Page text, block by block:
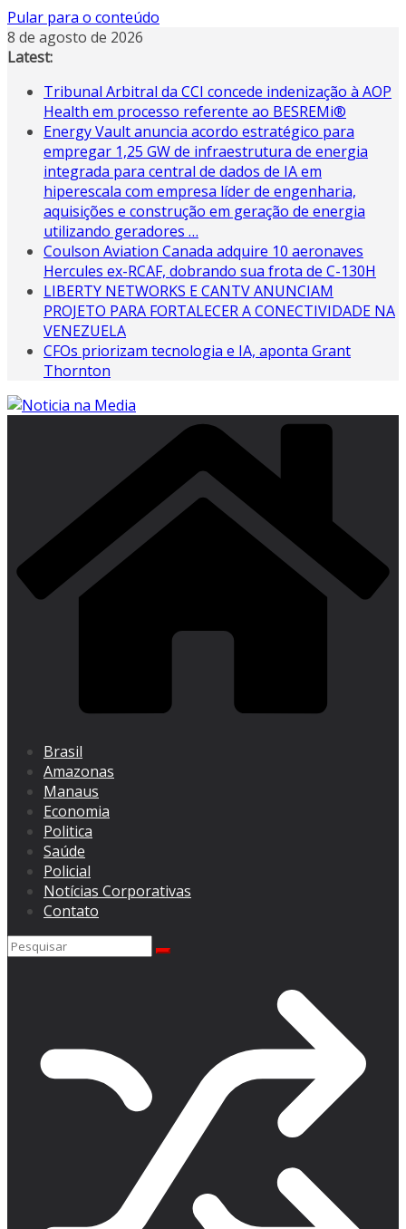
Pular para o conteúdo
8 de agosto de 2026
Latest:
Tribunal Arbitral da CCI concede indenização à AOP
Health em processo referente ao BESREMi®
Energy Vault anuncia acordo estratégico para
empregar 1,25 GW de infraestrutura de energia
integrada para central de dados de IA em
hiperescala com empresa líder de engenharia,
aquisições e construção em geração de energia
utilizando geradores …
Coulson Aviation Canada adquire 10 aeronaves
Hercules ex-RCAF, dobrando sua frota de C-130H
LIBERTY NETWORKS E CANTV ANUNCIAM
PROJETO PARA FORTALECER A CONECTIVIDADE NA
VENEZUELA
CFOs priorizam tecnologia e IA, aponta Grant
Thornton
Brasil
Amazonas
Manaus
Economia
Politica
Saúde
Policial
Notícias Corporativas
Contato